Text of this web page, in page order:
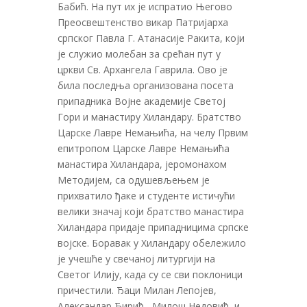
Бабић. На пут их је испратио Његово
Преосвештенство викар Патријарха
српског Павла Г. Атанасије Ракита, који
је служио молебан за срећан пут у
цркви Св. Архангела Гаврила. Ово је
била последња организована посета
припадника Војне академије Светој
Гори и манастиру Хиландару. Братство
Царске Лавре Немањића, на челу Првим
епитропом Царске Лавре Немањића
манастира Хиландара, јеромонахом
Методијем, са одушевљењем је
прихватило ђаке и студенте истичући
велики значај који братство манастира
Хиландара придаје припадницима српске
војске. Боравак у Хиландару обележило
је учешће у свечаној литургији на
Светог Илију, када су се сви поклоници
причестили. Ђаци Милан Лепојев,